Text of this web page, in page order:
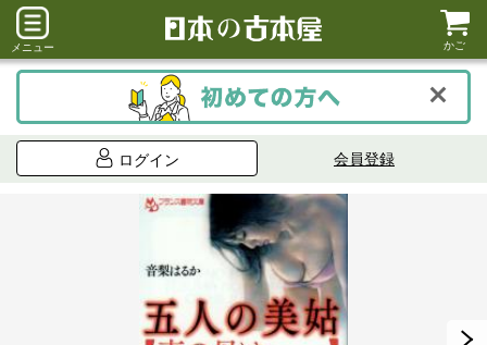
メニュー かご
ログイン 会員登録